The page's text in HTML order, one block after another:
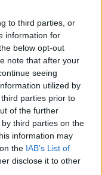
to third parties, or
information for
below opt-out
note that after your
seeing
utilized by
parties prior to
of the further
third parties on the
information may
the IAB’s List of
disclose it to other
que directivos de
se han vacunado
trabajadores